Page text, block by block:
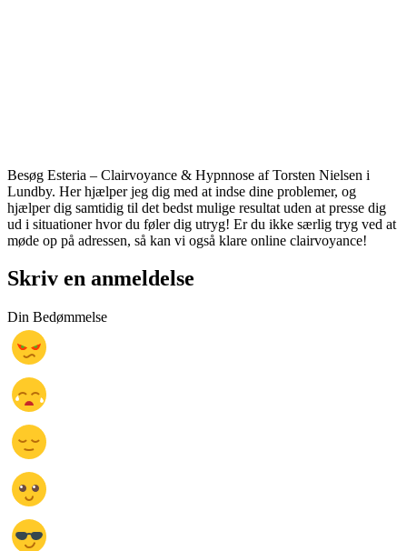
Besøg Esteria – Clairvoyance & Hypnnose af Torsten Nielsen i
Lundby. Her hjælper jeg dig med at indse dine problemer, og
hjælper dig samtidig til det bedst mulige resultat uden at presse dig
ud i situationer hvor du føler dig utryg! Er du ikke særlig tryg ved at
møde op på adressen, så kan vi også klare online clairvoyance!
Skriv en anmeldelse
Din Bedømmelse